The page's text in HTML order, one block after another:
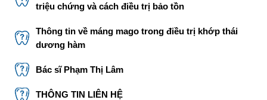
triệu chứng và cách điều trị bảo tồn
Thông tin về máng mago trong điều trị khớp thái
dương hàm
Bác sĩ Phạm Thị Lâm
THÔNG TIN LIÊN HỆ